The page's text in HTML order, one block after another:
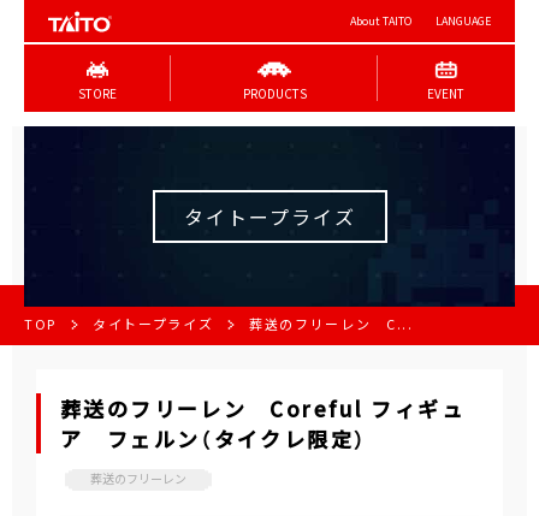
About TAITO LANGUAGE
STORE PRODUCTS EVENT
タイトープライズ
TOP タイトープライズ 葬送のフリーレン C...
葬送のフリーレン Coreful フィギュ
ア フェルン（タイクレ限定）
葬送のフリーレン